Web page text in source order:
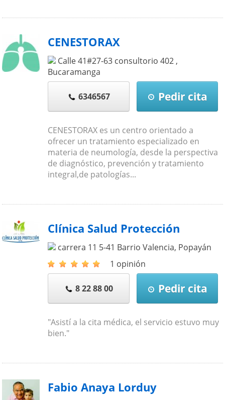
CENESTORAX
Calle 41#27-63 consultorio 402 ,
Bucaramanga
6346567 Pedir cita
CENESTORAX es un centro orientado a
ofrecer un tratamiento especializado en
materia de neumología, desde la perspectiva
de diagnóstico, prevención y tratamiento
integral,de patologías...
Clínica Salud Protección
carrera 11 5-41 Barrio Valencia, Popayán
1 opinión
8 22 88 00 Pedir cita
"Asistí a la cita médica, el servicio estuvo muy
bien."
Fabio Anaya Lorduy